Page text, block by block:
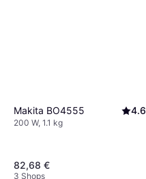
Makita BO4555 4.6
200 W, 1.1 kg
82,68 €
3 Shops